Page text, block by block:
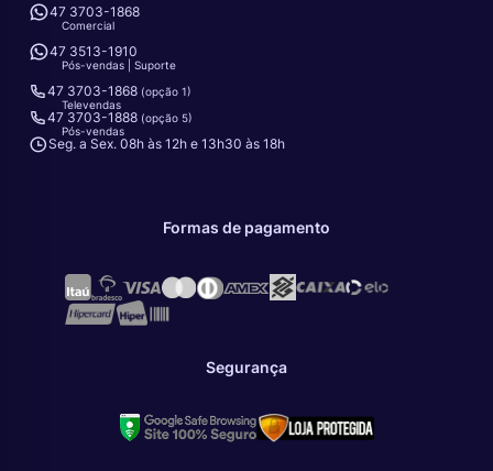
47 3703-1868
Comercial
47 3513-1910
Pós-vendas | Suporte
47 3703-1868 (opção 1)
Televendas
47 3703-1888 (opção 5)
Pós-vendas
Seg. a Sex. 08h às 12h e 13h30 às 18h
Formas de pagamento
Segurança